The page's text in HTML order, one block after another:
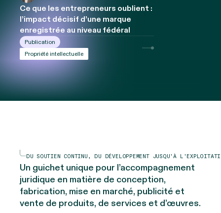
Ce que les entrepreneurs oublient :
l’impact décisif d’une marque
enregistrée au niveau fédéral
Publication
Propriété intellectuelle
DU SOUTIEN CONTINU, DU DÉVELOPPEMENT JUSQU'À
Un guichet unique pour l’accompagnement
juridique en matière de conception,
fabrication, mise en marché, publicité et
vente de produits, de services et d’œuvres.